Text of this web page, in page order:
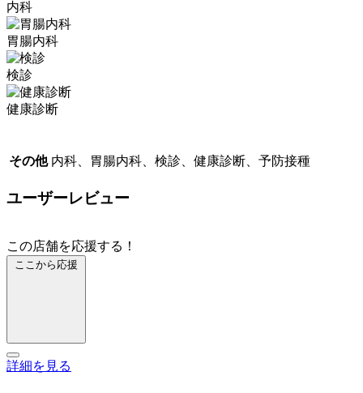
内科
胃腸内科
検診
健康診断
その他 内科、胃腸内科、検診、健康診断、予防接種
ユーザーレビュー
この店舗を応援する！
ここから応援
詳細を見る